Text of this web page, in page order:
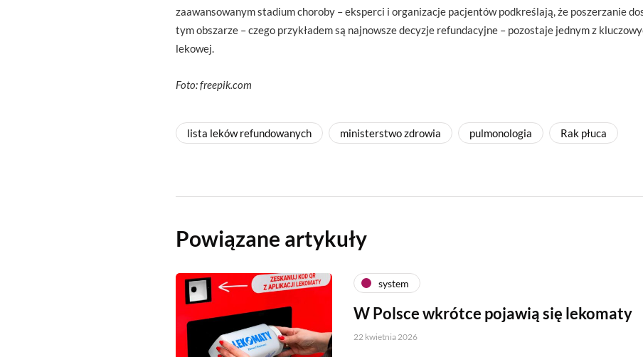
zaawansowanym stadium choroby – eksperci i organizacje pacjentów podkreślają, że poszerzanie
tym obszarze – czego przykładem są najnowsze decyzje refundacyjne – pozostaje jednym z
lekowej.
Foto: freepik.com
lista leków refundowanych ministerstwo zdrowia pulmonologia Rak płuca
Powiązane artykuły
system
W Polsce wkrótce pojawią się lekomaty
22 kwietnia 2026